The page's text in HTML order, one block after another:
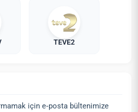
TEVE2
için e‑posta bültenimize